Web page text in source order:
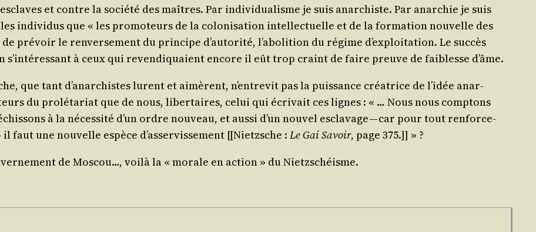
et contre la socié­té des maîtres. Par indi­vi­dua­lisme je suis anar­chiste. Par anar­chie je suis
indi­vi­dus que « les pro­mo­teurs de la colo­ni­sa­tion intel­lec­tuelle et de la for­ma­tion nou­velle des
pré­voir le ren­ver­se­ment du prin­cipe d’autorité, l’abolition du régime d’exploitation. Le suc­cès
s’intéressant à ceux qui reven­di­quaient encore il eût trop craint de faire preuve de fai­blesse d’âme.
que tant d’anarchistes lurent et aimèrent, n’entrevit pas la puis­sance créa­trice de l’idée anar­
du pro­lé­ta­riat que de nous, liber­taires, celui qui écri­vait ces lignes : « … Nous nous comp­tons
à la néces­si­té d’un ordre nou­veau, et aus­si d’un nou­vel escla­vage — car pour tout ren­for­ce­
une nou­velle espèce d’asservissement [[Nietzsche : Le Gai Savoir, page 375.]] » ?
de Mos­cou…, voi­là la « morale en action » du Nietzschéisme.